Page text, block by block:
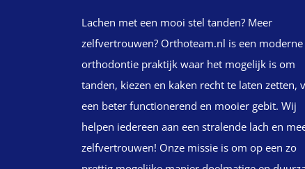
Lachen met een mooi stel tanden? Meer
zelfvertrouwen? Orthoteam.nl is een moderne
orthodontie praktijk waar het mogelijk is om
tanden, kiezen en kaken recht te laten zetten,
een beter functionerend en mooier gebit. Wij
helpen iedereen aan een stralende lach en
zelfvertrouwen! Onze missie is om op een zo